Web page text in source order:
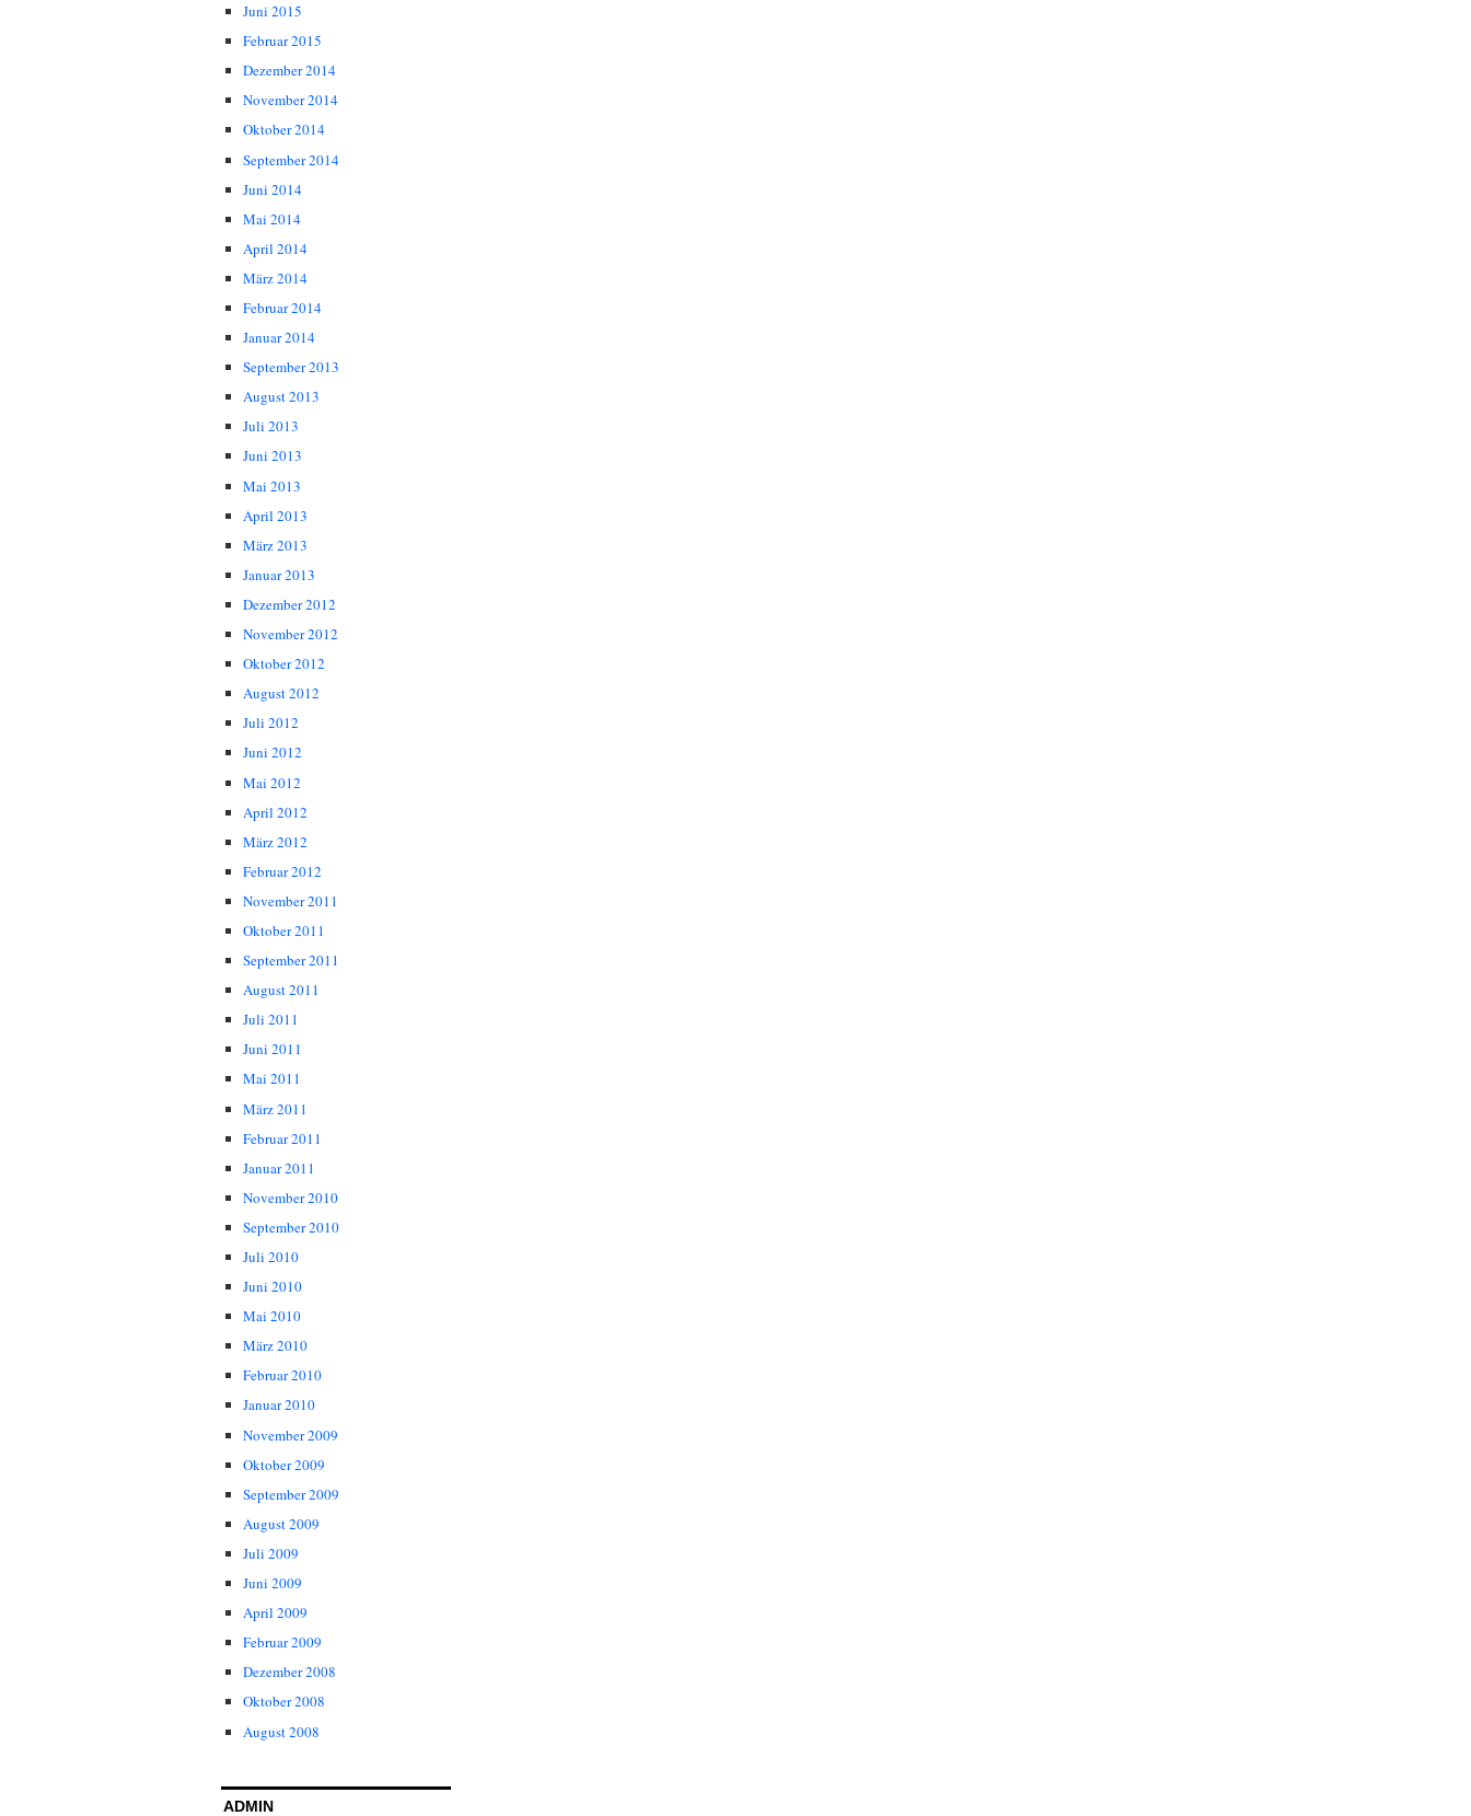
Juni 2015
Februar 2015
Dezember 2014
November 2014
Oktober 2014
September 2014
Juni 2014
Mai 2014
April 2014
März 2014
Februar 2014
Januar 2014
September 2013
August 2013
Juli 2013
Juni 2013
Mai 2013
April 2013
März 2013
Januar 2013
Dezember 2012
November 2012
Oktober 2012
August 2012
Juli 2012
Juni 2012
Mai 2012
April 2012
März 2012
Februar 2012
November 2011
Oktober 2011
September 2011
August 2011
Juli 2011
Juni 2011
Mai 2011
März 2011
Februar 2011
Januar 2011
November 2010
September 2010
Juli 2010
Juni 2010
Mai 2010
März 2010
Februar 2010
Januar 2010
November 2009
Oktober 2009
September 2009
August 2009
Juli 2009
Juni 2009
April 2009
Februar 2009
Dezember 2008
Oktober 2008
August 2008
ADMIN